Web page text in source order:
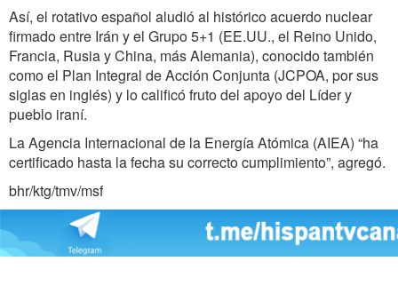
Así, el rotativo español aludió al histórico acuerdo nuclear
firmado entre Irán y el Grupo 5+1 (EE.UU., el Reino Unido,
Francia, Rusia y China, más Alemania), conocido también
como el Plan Integral de Acción Conjunta (JCPOA, por sus
siglas en inglés) y lo calificó fruto del apoyo del Líder y
pueblo iraní.
La Agencia Internacional de la Energía Atómica (AIEA) “ha
certificado hasta la fecha su correcto cumplimiento”, agregó.
bhr/ktg/tmv/msf